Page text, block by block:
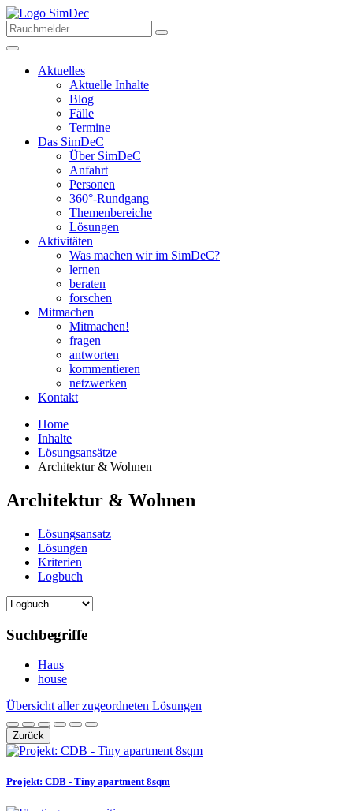
Aktuelles
Aktuelle Inhalte
Blog
Fälle
Termine
Das SimDeC
Über SimDeC
Anfahrt
Personen
360°-Rundgang
Themenbereiche
Lösungen
Aktivitäten
Was machen wir im SimDeC?
lernen
beraten
forschen
Mitmachen
Mitmachen!
fragen
antworten
kommentieren
netzwerken
Kontakt
Home
Inhalte
Lösungsansätze
Architektur & Wohnen
Architektur & Wohnen
Lösungsansatz
Lösungen
Kriterien
Logbuch
Suchbegriffe
Haus
house
Übersicht aller zugeordneten Lösungen
Zurück
Projekt: CDB - Tiny apartment 8sqm